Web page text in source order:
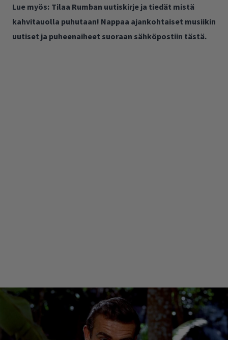
Lue myös: Tilaa Rumban uutiskirje ja tiedät mistä
kahvitauolla puhutaan! Nappaa ajankohtaiset musiikin
uutiset ja puheenaiheet suoraan sähköpostiin tästä.